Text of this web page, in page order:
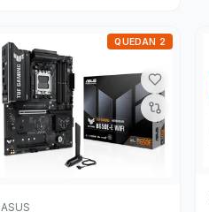
ASUS
QUEDAN 2